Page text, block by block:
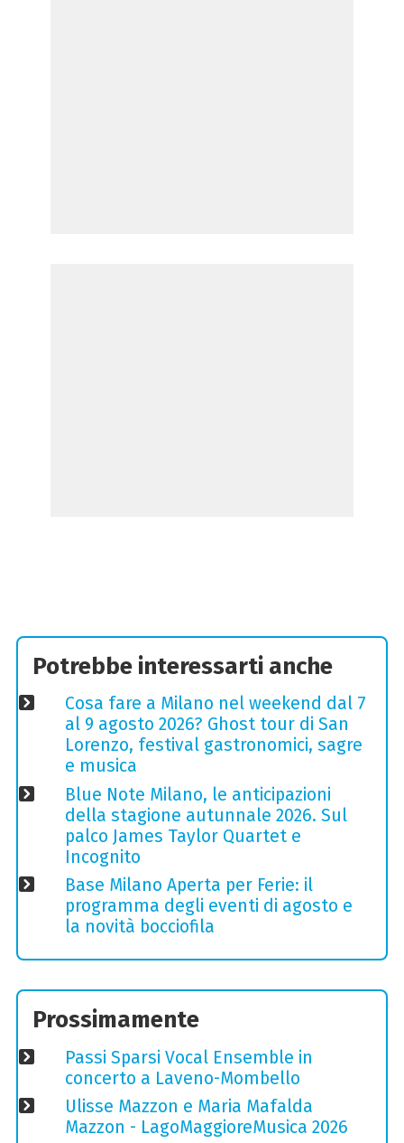
Potrebbe interessarti anche
Cosa fare a Milano nel weekend dal 7
al 9 agosto 2026? Ghost tour di San
Lorenzo, festival gastronomici, sagre
e musica
Blue Note Milano, le anticipazioni
della stagione autunnale 2026. Sul
palco James Taylor Quartet e
Incognito
Base Milano Aperta per Ferie: il
programma degli eventi di agosto e
la novità bocciofila
Prossimamente
Passi Sparsi Vocal Ensemble in
concerto a Laveno-Mombello
Ulisse Mazzon e Maria Mafalda
Mazzon - LagoMaggioreMusica 2026